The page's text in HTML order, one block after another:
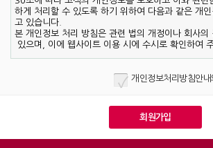
개인정보처리방침안